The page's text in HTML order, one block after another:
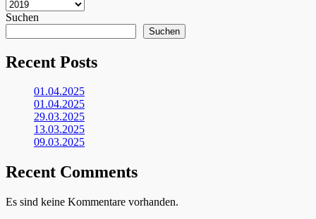
Suchen
Suchen
Recent Posts
01.04.2025
01.04.2025
29.03.2025
13.03.2025
09.03.2025
Recent Comments
Es sind keine Kommentare vorhanden.